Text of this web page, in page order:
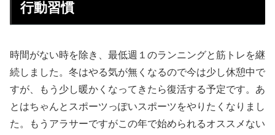
行動習慣
時間がない時を除き、最低週１のランニングと筋トレを継
続しました。冬はやる気が無くなるので今は少し休憩中で
すが、もう少し暖かくなってきたら復活する予定です。あ
とはちゃんとスポーツっぽいスポーツをやりたくなりまし
た。もうアラサーですがこの年で始められるオススメない